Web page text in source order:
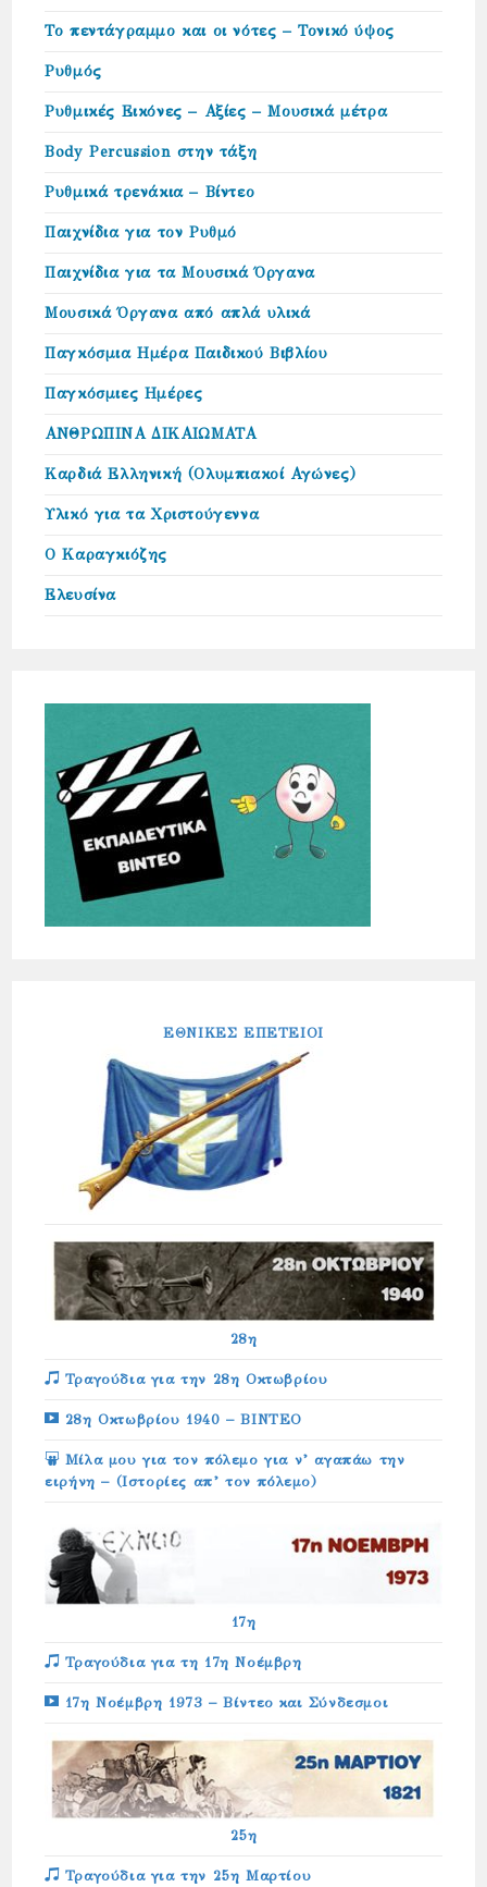
Το πεντάγραμμο και οι νότες – Τονικό ύψος
Ρυθμός
Ρυθμικές Εικόνες – Αξίες – Μουσικά μέτρα
Body Percussion στην τάξη
Ρυθμικά τρενάκια – Βίντεο
Παιχνίδια για τον Ρυθμό
Παιχνίδια για τα Μουσικά Όργανα
Μουσικά Όργανα από απλά υλικά
Παγκόσμια Ημέρα Παιδικού Βιβλίου
Παγκόσμιες Ημέρες
ΑΝΘΡΩΠΙΝΑ ΔΙΚΑΙΩΜΑΤΑ
Καρδιά Ελληνική (Ολυμπιακοί Αγώνες)
Υλικό για τα Χριστούγεννα
Ο Καραγκιόζης
Ελευσίνα
ΕΘΝΙΚΕΣ ΕΠΕΤΕΙΟΙ
28η
Τραγούδια για την 28η Οκτωβρίου
28η Οκτωβρίου 1940 – ΒΙΝΤΕΟ
Μίλα μου για τον πόλεμο για ν’ αγαπάω την
ειρήνη – (Ιστορίες απ’ τον πόλεμο)
17η
Τραγούδια για τη 17η Νοέμβρη
17η Νοέμβρη 1973 – Βίντεο και Σύνδεσμοι
25η
Τραγούδια για την 25η Μαρτίου